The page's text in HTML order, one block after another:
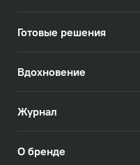
Готовые решения
Вдохновение
Журнал
О бренде